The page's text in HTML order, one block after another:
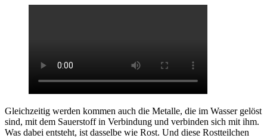
Gleichzeitig werden kommen auch die Metalle, die im Wasser gelöst
sind, mit dem Sauerstoff in Verbindung und verbinden sich mit ihm.
Was dabei entsteht, ist dasselbe wie Rost. Und diese Rostteilchen